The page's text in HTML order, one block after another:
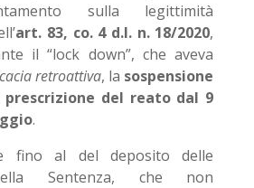
sulla legittimità
art. 83, co. 4 d.l. n. 18/2020,
il “lock down”, che aveva
retroattiva, la sospensione
prescrizione del reato dal 9
.
fino al del deposito delle
Sentenza, che non